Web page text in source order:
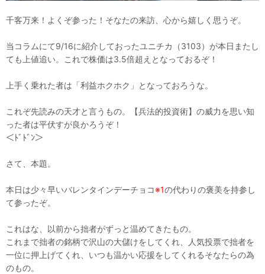
千客万来！よくぞ参った！そなたの来訪、心から嬉しく思うぞ。
当コラムにて9/16に紹介しておったユニチカ（3103）が本日またし
ても上値追い。これで株価は3.5倍超えとなっておるぞ！
上手く乗れた者は「利益ホクホク」となっておろうな。
これぞ先読みの天才と言うもの。【兵法的投資術】の威力を思い知
った者は平伏すが良かろうぞ！
＜ﾄﾞﾄﾞﾝ＞
さて、本題。
本日は少々早いバレンタインデーチョコ※1の代わりの褒美を持参し
て参ったぞ。
これはな、以前から拙者がずっと温めてきたもの。
これまで拙者の銘柄で沢山の大儲けをしてくれ、人気投票で拙者を
一位に押上げてくれ、いつも温かい応援をしてくれるそなたらの為
のもの。